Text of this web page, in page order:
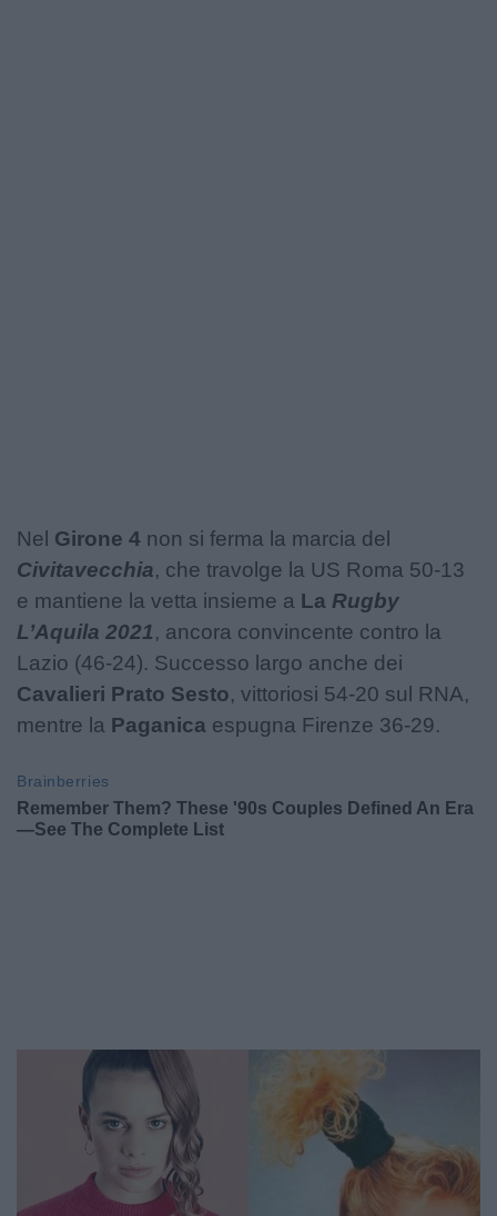
Nel Girone 4 non si ferma la marcia del
Civitavecchia, che travolge la US Roma 50-13
e mantiene la vetta insieme a La Rugby
L’Aquila 2021, ancora convincente contro la
Lazio (46-24). Successo largo anche dei
Cavalieri Prato Sesto, vittoriosi 54-20 sul RNA,
mentre la Paganica espugna Firenze 36-29.